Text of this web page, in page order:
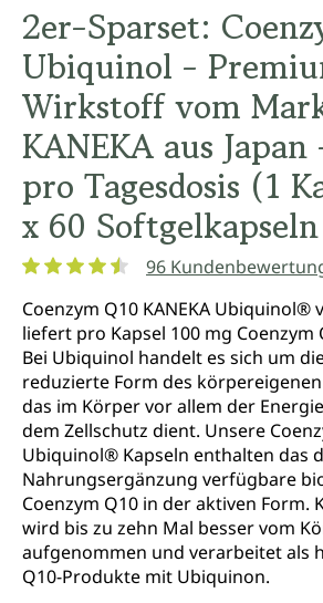
2er-Sparset:
Ubiquinol -
Wirkstoff vom
KANEKA aus
pro Tagesdosis (1
x 60 Softgelkapseln
96
Coenzym Q10 KANEKA Ubiquinol®
liefert pro Kapsel 100 mg Coenzym
Bei Ubiquinol handelt es sich um
reduzierte Form des körpereigenen
das im Körper vor allem der
dem Zellschutz dient. Unsere
Ubiquinol® Kapseln enthalten das
Nahrungsergänzung verfügbare
Coenzym Q10 in der aktiven Form.
wird bis zu zehn Mal besser vom
aufgenommen und verarbeitet als
Q10-Produkte mit Ubiquinon.